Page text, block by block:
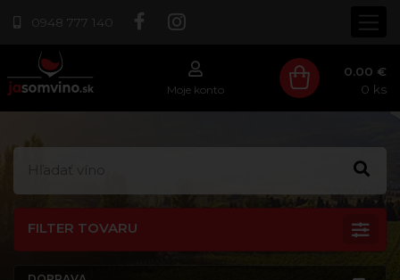
0948 777 140
Moje konto
0.00 €
0 ks
FILTER TOVARU